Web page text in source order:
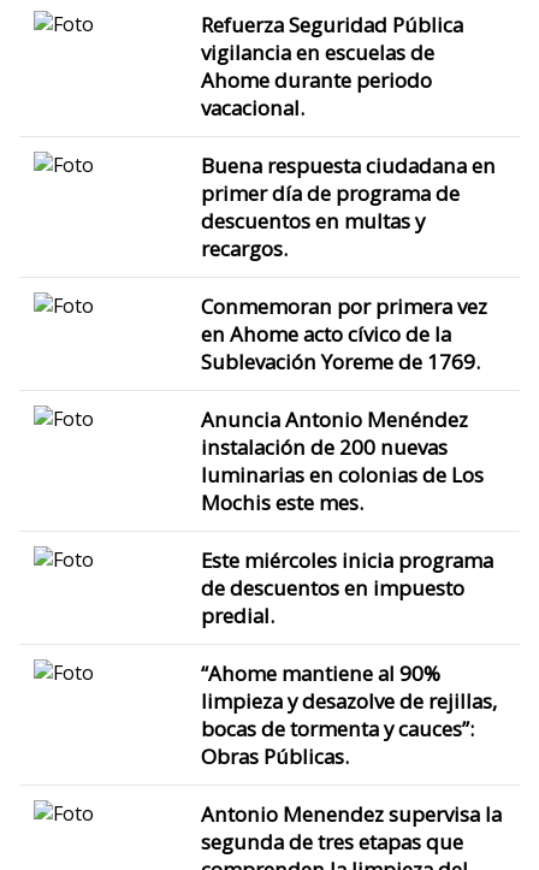
Refuerza Seguridad Pública
vigilancia en escuelas de
Ahome durante periodo
vacacional.
Buena respuesta ciudadana en
primer día de programa de
descuentos en multas y
recargos.
Conmemoran por primera vez
en Ahome acto cívico de la
Sublevación Yoreme de 1769.
Anuncia Antonio Menéndez
instalación de 200 nuevas
luminarias en colonias de Los
Mochis este mes.
Este miércoles inicia programa
de descuentos en impuesto
predial.
“Ahome mantiene al 90%
limpieza y desazolve de rejillas,
bocas de tormenta y cauces”:
Obras Públicas.
Antonio Menendez supervisa la
segunda de tres etapas que